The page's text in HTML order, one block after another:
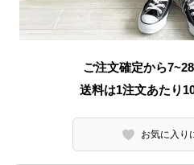
ご注文確定から
送料は1注文あたり
お気に入り